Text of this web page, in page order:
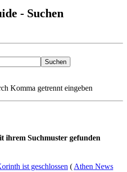
- Suchen
Komma getrennt eingeben
ihrem Suchmuster gefunden
ist geschlossen ( Athen News